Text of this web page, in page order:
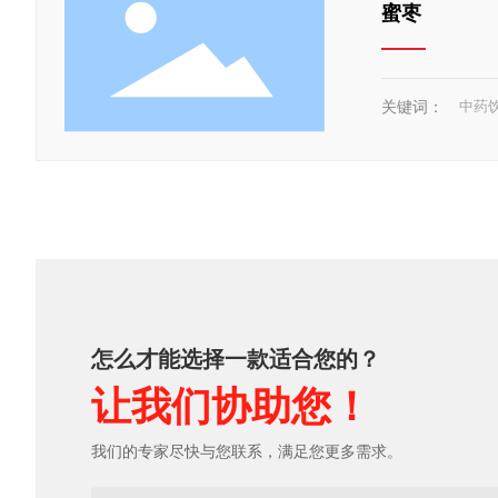
蜜枣
关键词： 中药
怎么才能选择一款适合您的？
让我们协助您！
我们的专家尽快与您联系，满足您更多需求。